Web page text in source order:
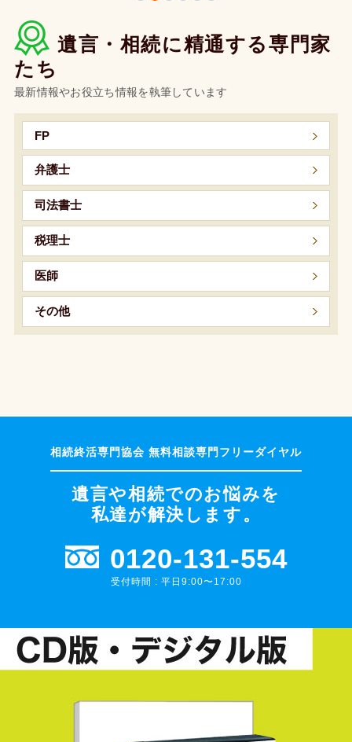
遺言・相続に精通する専門家
たち
FP
弁護士
司法書士
税理士
医師
その他
遺言や相続でのお悩みを
私達が解決します。
0120-131-554
受付時間 : 平日9:00〜17:00